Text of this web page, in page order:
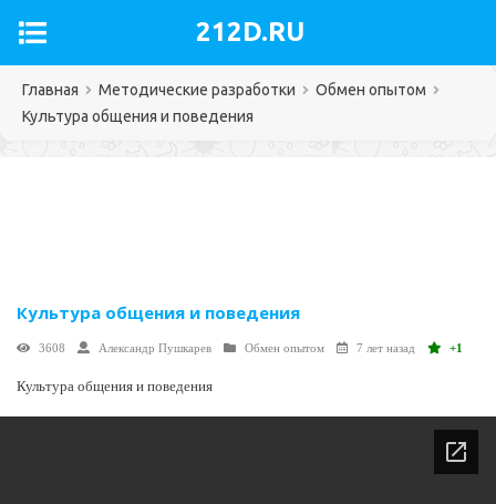
212D.RU
Главная Методические разработки
Обмен опытом
Культура общения и поведения
Культура общения и поведения
3608 Александр Пушкарев Обмен опытом 7 лет назад +1
Культура общения и поведения